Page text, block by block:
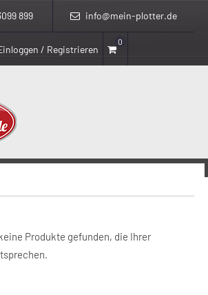
899 info@mein-plotter.de
/ Registrieren
0
> >
Produkte gefunden, die Ihrer